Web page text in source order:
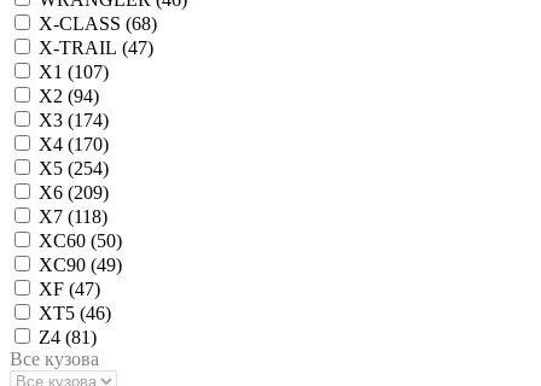
X-CLASS (68)
X-TRAIL (47)
X1 (107)
X2 (94)
X3 (174)
X4 (170)
X5 (254)
X6 (209)
X7 (118)
XC60 (50)
XC90 (49)
XF (47)
XT5 (46)
Z4 (81)
Все кузова